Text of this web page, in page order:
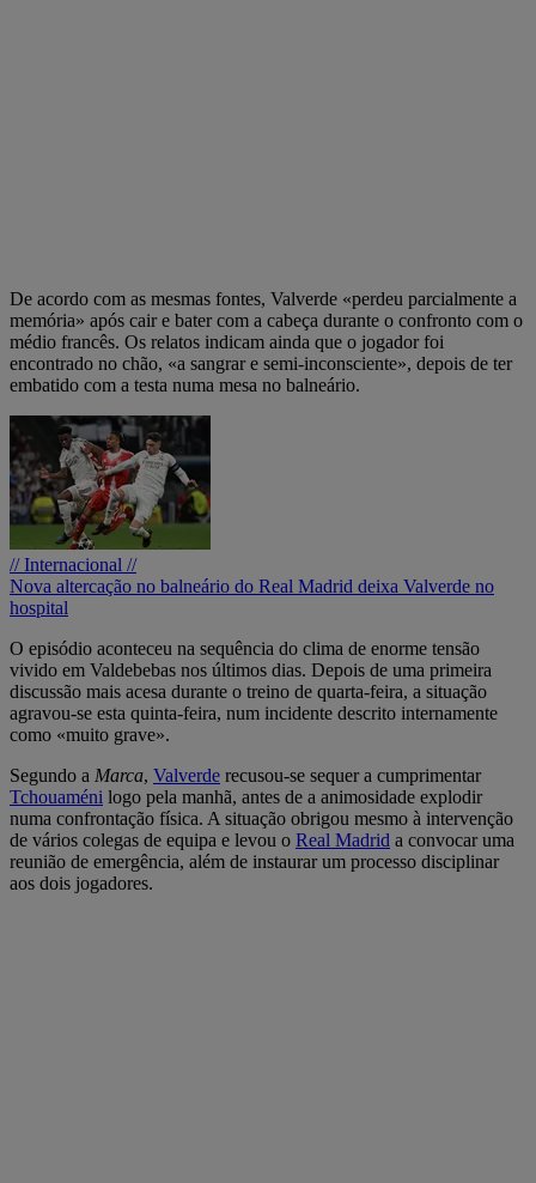
De acordo com as mesmas fontes, Valverde «perdeu parcialmente a
memória» após cair e bater com a cabeça durante o confronto com o
médio francês. Os relatos indicam ainda que o jogador foi
encontrado no chão, «a sangrar e semi-inconsciente», depois de ter
embatido com a testa numa mesa no balneário.
// Internacional //
Nova altercação no balneário do Real Madrid deixa Valverde no
hospital
O episódio aconteceu na sequência do clima de enorme tensão
vivido em Valdebebas nos últimos dias. Depois de uma primeira
discussão mais acesa durante o treino de quarta-feira, a situação
agravou-se esta quinta-feira, num incidente descrito internamente
como «muito grave».
Segundo a Marca, Valverde recusou-se sequer a cumprimentar
Tchouaméni logo pela manhã, antes de a animosidade explodir
numa confrontação física. A situação obrigou mesmo à intervenção
de vários colegas de equipa e levou o Real Madrid a convocar uma
reunião de emergência, além de instaurar um processo disciplinar
aos dois jogadores.